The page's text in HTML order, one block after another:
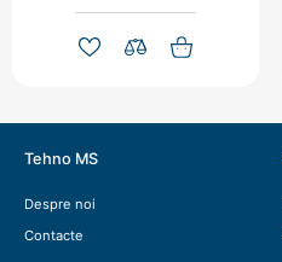
Tehno MS
Despre noi
Contacte